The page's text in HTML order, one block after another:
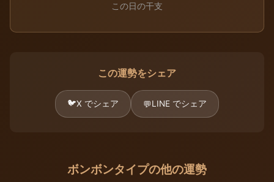
この日の干支
この運勢をシェア
🐦X でシェア 💬LINE でシェア
ボンボンタイプの他の運勢